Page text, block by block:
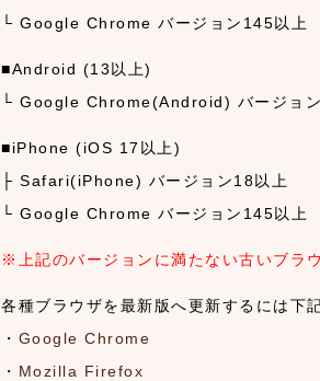
└ Google Chrome バージョン145以上
■Android (13以上)
└ Google Chrome(Android) バージョ
■iPhone (iOS 17以上)
├ Safari(iPhone) バージョン18以上
└ Google Chrome バージョン145以上
※上記のバージョンに満たない古いブラ
各種ブラウザを最新版へ更新するには下
・ Google Chrome
・ Mozilla Firefox